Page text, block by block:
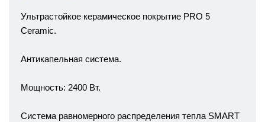
Ультрастойкое керамическое покрытие PRO 5
Ceramic.
Антикапельная система.
Мощность: 2400 Вт.
Система равномерного распределения тепла SMART